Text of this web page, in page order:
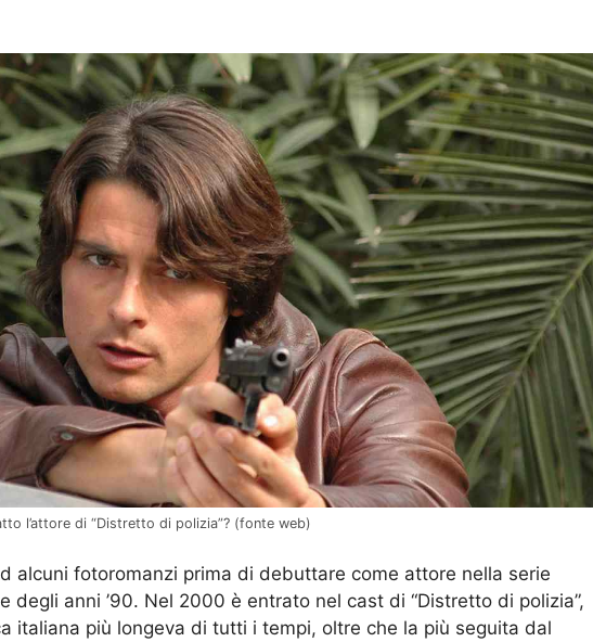
l’attore di “Distretto di polizia”? (fonte web)
alcuni fotoromanzi prima di debuttare come attore nella serie
degli anni ’90. Nel 2000 è entrato nel cast di “Distretto di polizia”,
italiana più longeva di tutti i tempi, oltre che la più seguita dal